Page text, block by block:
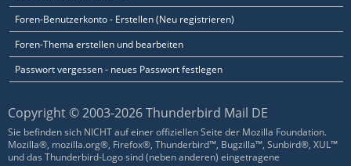
Foren-Benutzerkonto - Erstellen (Neu registrieren)
Foren-Thema erstellen und bearbeiten
Passwort vergessen - neues Passwort festlegen
Copyright © 2003-2026 Thunderbird Mail DE
Sie befinden sich NICHT auf einer offiziellen Seite der Mozilla Foundation.
Mozilla®, mozilla.org®, Firefox®, Thunderbird™, Bugzilla™, Sunbird®, XUL™
und das Thunderbird-Logo sind (neben anderen) eingetragene